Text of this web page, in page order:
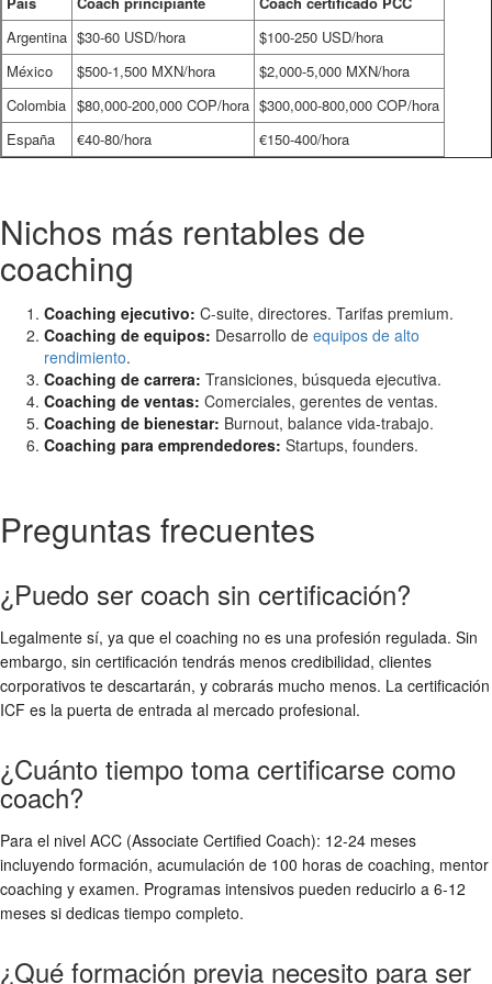
Argentina $30-60 USD/hora
$100-250 USD/hora
México
$500-1,500 MXN/hora
$2,000-5,000 MXN/hora
Colombia $80,000-200,000 COP/hora $300,000-800,000 COP/hora
España
€40-80/hora €150-400/hora
Nichos más rentables de
coaching
Coaching ejecutivo: C-suite, directores. Tarifas premium.
Coaching de equipos: Desarrollo de equipos de alto
rendimiento.
Coaching de carrera: Transiciones, búsqueda ejecutiva.
Coaching de ventas: Comerciales, gerentes de ventas.
Coaching de bienestar: Burnout, balance vida-trabajo.
Coaching para emprendedores: Startups, founders.
Preguntas frecuentes
¿Puedo ser coach sin certificación?
Legalmente sí, ya que el coaching no es una profesión regulada. Sin
embargo, sin certificación tendrás menos credibilidad, clientes
corporativos te descartarán, y cobrarás mucho menos. La certificación
ICF es la puerta de entrada al mercado profesional.
¿Cuánto tiempo toma certificarse como
coach?
Para el nivel ACC (Associate Certified Coach): 12-24 meses
incluyendo formación, acumulación de 100 horas de coaching, mentor
coaching y examen. Programas intensivos pueden reducirlo a 6-12
meses si dedicas tiempo completo.
¿Qué formación previa necesito para ser